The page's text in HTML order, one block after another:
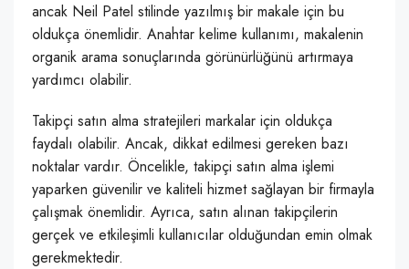
ancak Neil Patel stilinde yazılmış bir makale için bu
oldukça önemlidir. Anahtar kelime kullanımı, makalenin
organik arama sonuçlarında görünürlüğünü artırmaya
yardımcı olabilir.
Takipçi satın alma stratejileri markalar için oldukça
faydalı olabilir. Ancak, dikkat edilmesi gereken bazı
noktalar vardır. Öncelikle, takipçi satın alma işlemi
yaparken güvenilir ve kaliteli hizmet sağlayan bir firmayla
çalışmak önemlidir. Ayrıca, satın alınan takipçilerin
gerçek ve etkileşimli kullanıcılar olduğundan emin olmak
gerekmektedir.